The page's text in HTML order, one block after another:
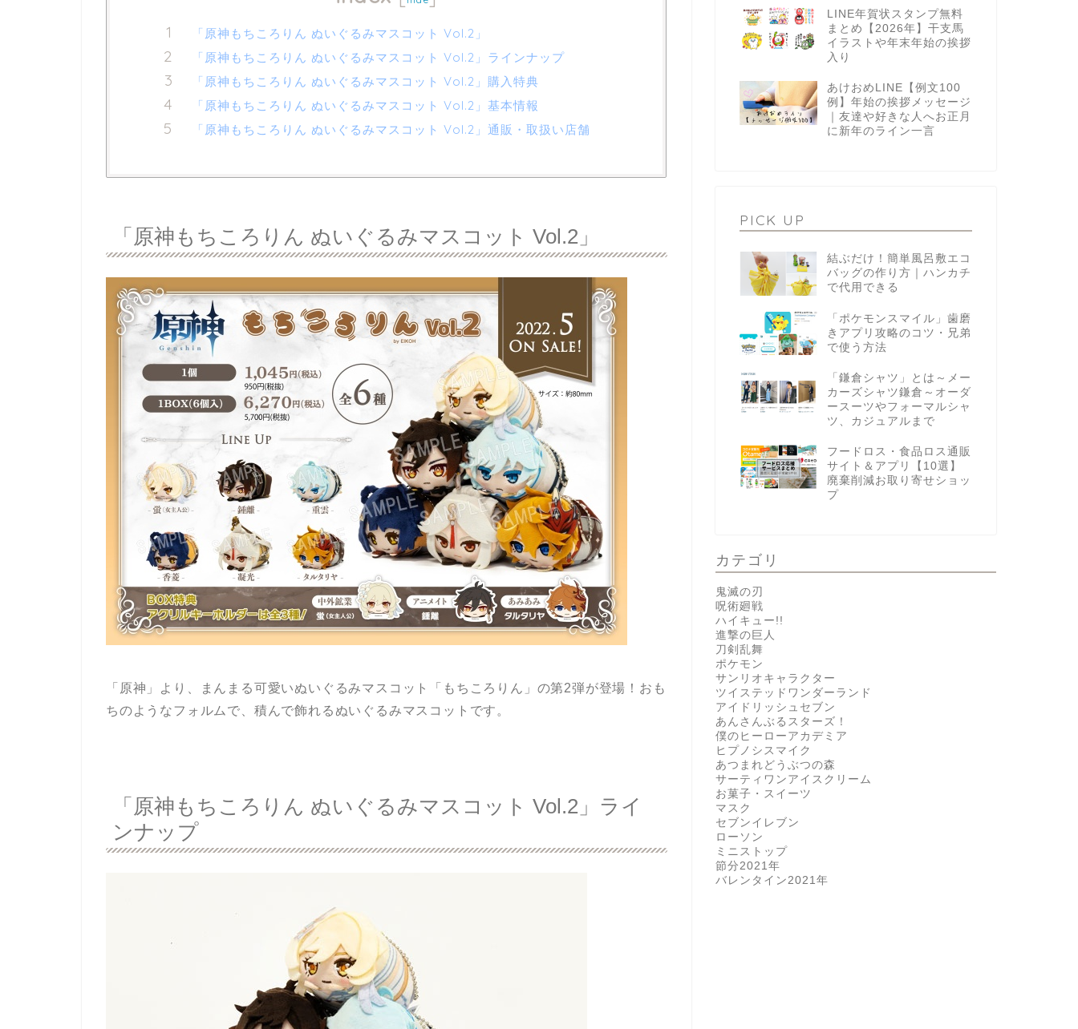
「原神もちころりん ぬいぐるみマスコット Vol.2」
「原神もちころりん ぬいぐるみマスコット Vol.2」ラインナップ
「原神もちころりん ぬいぐるみマスコット Vol.2」購入特典
「原神もちころりん ぬいぐるみマスコット Vol.2」基本情報
「原神もちころりん ぬいぐるみマスコット Vol.2」通販・取扱い店舗
「原神もちころりん ぬいぐるみマスコット Vol.2」
「原神」より、まんまる可愛いぬいぐるみマスコット「もちころりん」の第2弾が登場！おも
ちのようなフォルムで、積んで飾れるぬいぐるみマスコットです。
「原神もちころりん ぬいぐるみマスコット Vol.2」ライ
ンナップ
LINE年賀状スタンプ無料
まとめ【2026年】干支馬
イラストや年末年始の挨拶
入り
あけおめLINE【例文100
例】年始の挨拶メッセージ
｜友達や好きな人へお正月
に新年のライン一言
PICK UP
結ぶだけ！簡単風呂敷エコ
バッグの作り方｜ハンカチ
で代用できる
「ポケモンスマイル」歯磨
きアプリ攻略のコツ・兄弟
で使う方法
「鎌倉シャツ」とは～メー
カーズシャツ鎌倉～オーダ
ースーツやフォーマルシャ
ツ、カジュアルまで
フードロス・食品ロス通販
サイト＆アプリ【10選】
廃棄削減お取り寄せショッ
プ
カテゴリ
鬼滅の刃
呪術廻戦
ハイキュー!!
進撃の巨人
刀剣乱舞
ポケモン
サンリオキャラクター
ツイステッドワンダーランド
アイドリッシュセブン
あんさんぶるスターズ！
僕のヒーローアカデミア
ヒプノシスマイク
あつまれどうぶつの森
サーティワンアイスクリーム
お菓子・スイーツ
マスク
セブンイレブン
ローソン
ミニストップ
節分2021年
バレンタイン2021年